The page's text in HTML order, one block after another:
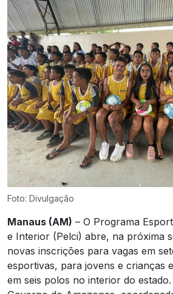
Foto: Divulgação
Manaus (AM) – O Programa
e Interior (Pelci) abre, na próxima
novas inscrições para vagas em
esportivas, para jovens e crianças
em seis polos no interior do